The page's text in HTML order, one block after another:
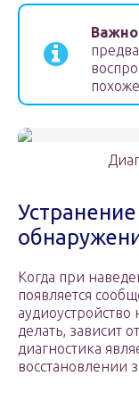
Когда при
появляется
аудиоустройство
делать, зависит
диагностика
восстановлении